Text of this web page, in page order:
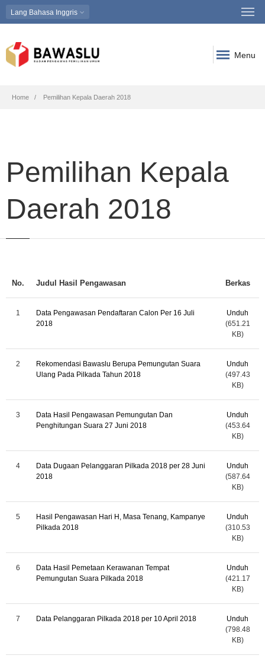
Lang Bahasa Inggris
Menu
Breadcrumb
Home Pemilihan Kepala Daerah 2018
Pemilihan Kepala
Daerah 2018
No. Judul Hasil Pengawasan Berkas
1
Data Pengawasan Pendaftaran Calon Per 16 Juli
2018
Unduh
(651.21
KB)
2
Rekomendasi Bawaslu Berupa Pemungutan Suara
Ulang Pada Pilkada Tahun 2018
Unduh
(497.43
KB)
3
Data Hasil Pengawasan Pemungutan Dan
Penghitungan Suara 27 Juni 2018
Unduh
(453.64
KB)
4
Data Dugaan Pelanggaran Pilkada 2018 per 28 Juni
2018
Unduh
(587.64
KB)
5
Hasil Pengawasan Hari H, Masa Tenang, Kampanye
Pilkada 2018
Unduh
(310.53
KB)
6
Data Hasil Pemetaan Kerawanan Tempat
Pemungutan Suara Pilkada 2018
Unduh
(421.17
KB)
7 Data Pelanggaran Pilkada 2018 per 10 April 2018
Unduh
(798.48
KB)